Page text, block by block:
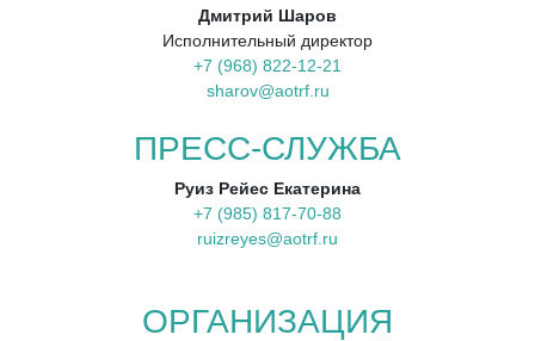
Дмитрий Шаров
Исполнительный директор
+7 (968) 822-12-21
sharov@aotrf.ru
ПРЕСС-СЛУЖБА
Руиз Рейес Екатерина
+7 (985) 817-70-88
ruizreyes@aotrf.ru
ОРГАНИЗАЦИЯ